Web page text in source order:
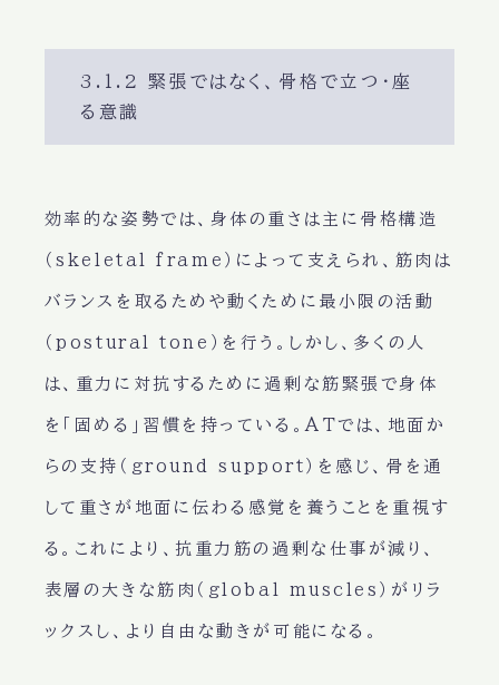
3.1.2 緊張ではなく、骨格で立つ・座
る意識
効率的な姿勢では、身体の重さは主に骨格構造
（skeletal frame）によって支えられ、筋肉は
バランスを取るためや動くために最小限の活動
（postural tone）を行う。しかし、多くの人
は、重力に対抗するために過剰な筋緊張で身体
を「固める」習慣を持っている。ATでは、地面か
らの支持（ground support）を感じ、骨を通
して重さが地面に伝わる感覚を養うことを重視す
る。これにより、抗重力筋の過剰な仕事が減り、
表層の大きな筋肉（global muscles）がリラ
ックスし、より自由な動きが可能になる。